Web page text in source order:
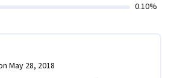
0.10%
May 28, 2018